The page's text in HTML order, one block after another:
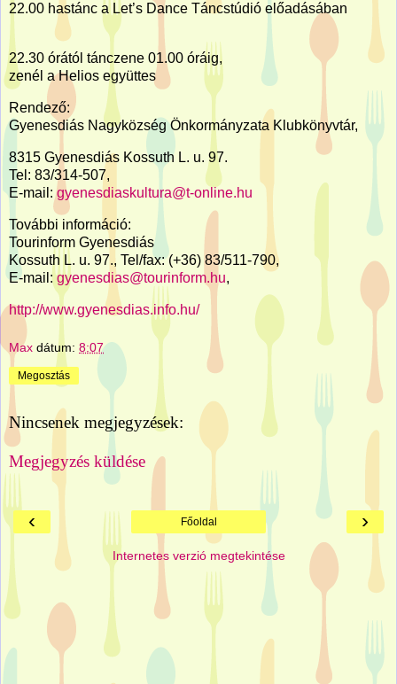
22.00 hastánc a Let’s Dance Táncstúdió előadásában
22.30 órától tánczene 01.00 óráig,
zenél a Helios együttes
Rendező:
Gyenesdiás Nagyközség Önkormányzata Klubkönyvtár,
8315 Gyenesdiás Kossuth L. u. 97.
Tel: 83/314-507,
E-mail:gyenesdiaskultura@t-online.hu
További információ:
Tourinform Gyenesdiás
Kossuth L. u. 97., Tel/fax: (+36) 83/511-790,
E-mail:gyenesdias@tourinform.hu,
http://www.gyenesdias.info.hu/
Max dátum: 8:07
Megosztás
Nincsenek megjegyzések:
Megjegyzés küldése
‹ ›
Főoldal
Internetes verzió megtekintése